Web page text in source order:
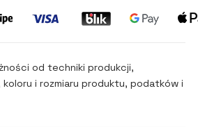
od techniki produkcji,
koloru i rozmiaru produktu, podatków i